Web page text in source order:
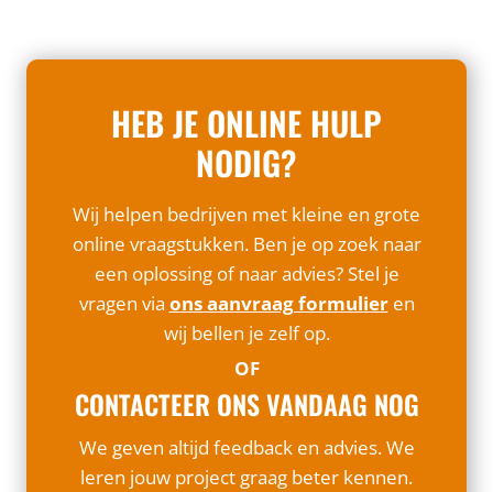
HEB JE ONLINE HULP
NODIG?
Wij helpen bedrijven met kleine en grote
online vraagstukken. Ben je op zoek naar
een oplossing of naar advies? Stel je
vragen via ons aanvraag formulieren
wij bellen je zelf op.
OF
CONTACTEER ONS VANDAAG NOG
We geven altijd feedback en advies. We
leren jouw project graag beter kennen.